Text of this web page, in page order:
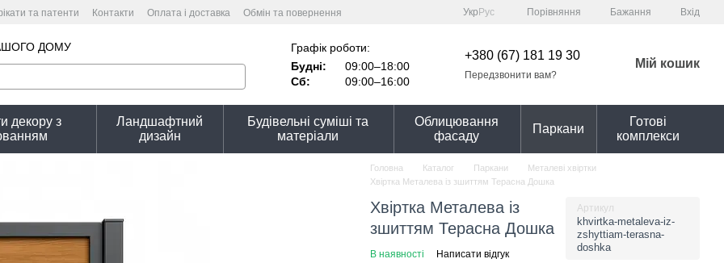
та патенти Контакти Оплата і доставка
Обмін та повернення
Укр Рус Порівняння Бажання Вхід
ДОМУ
Графік роботи:
Будні:
09:00–18:00
Сб:
09:00–16:00
+380 (67) 181 19 30
Передзвонити вам?
Мій кошик
декору з
Ландшафтний
дизайн
Будівельні суміші та
матеріали
Облицювання
фасаду
Паркани
Готові
комплекси
Головна Каталог Паркани
Металеві хвіртки
Хвіртка Металева із зшиттям Терасна Дошка
Хвіртка Металева із
зшиттям Терасна Дошка
Артикул
khvirtka-metaleva-iz-
zshyttiam-terasna-
doshka
В наявності Написати відгук